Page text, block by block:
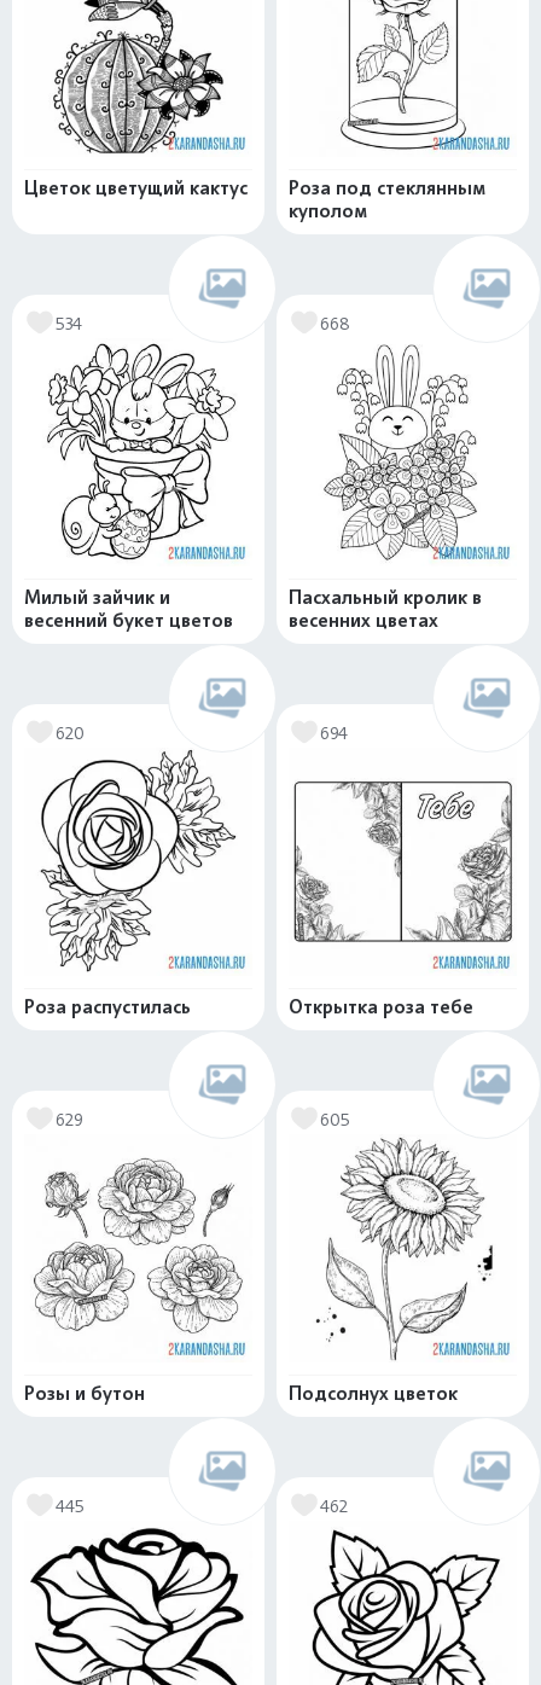
Цветок цветущий кактус
Роза под стеклянным
куполом
534
Милый зайчик и
весенний букет цветов
668
Пасхальный кролик в
весенних цветах
620
Роза распустилась
694
Открытка роза тебе
629
Розы и бутон
605
Подсолнух цветок
445 462